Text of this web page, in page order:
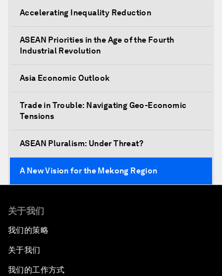
Accelerating Inequality Reduction
ASEAN Priorities in the Age of the Fourth
Industrial Revolution
Asia Economic Outlook
Trade in Trouble: Navigating Geo-Economic
Tensions
ASEAN Pluralism: Under Threat?
A New Vision for the Mekong Region
A Conversation with Daw Aung San Suu Kyi,
State Counsellor of Myanmar
Asia's Geopolitical Outlook
关于我们
我们的策略
关于我们
我们的工作方式